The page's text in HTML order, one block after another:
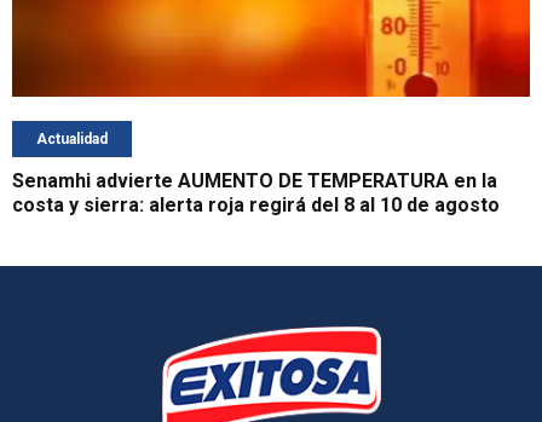
Actualidad
Senamhi advierte AUMENTO DE TEMPERATURA en la
costa y sierra: alerta roja regirá del 8 al 10 de agosto